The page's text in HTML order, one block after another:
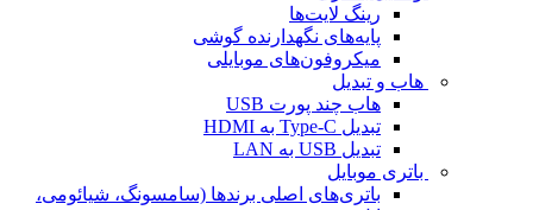
رینگ لایت‌ها
پایه‌های نگهدارنده گوشی
میکروفون‌های موبایلی
هاب و تبدیل
هاب چند پورت USB
تبدیل Type-C به HDMI
تبدیل USB به LAN
باتری موبایل
باتری‌های اصلی برندها (سامسونگ، شیائومی،